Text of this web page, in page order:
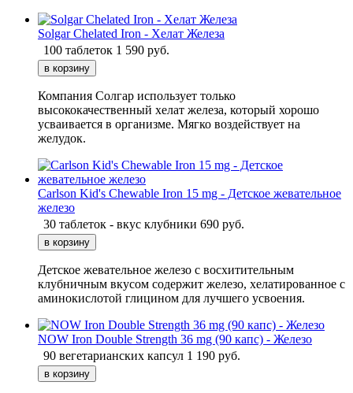
Solgar Chelated Iron - Хелат Железа
100 таблеток 1 590 руб.
Компания Солгар использует только
высококачественный хелат железа, который хорошо
усваивается в организме. Мягко воздействует на
желудок.
Carlson Kid's Chewable Iron 15 mg - Детское жевательное
железо
30 таблеток - вкус клубники 690 руб.
Детское жевательное железо с восхитительным
клубничным вкусом содержит железо, хелатированное с
аминокислотой глицином для лучшего усвоения.
NOW Iron Double Strength 36 mg (90 капс) - Железо
90 вегетарианских капсул 1 190 руб.